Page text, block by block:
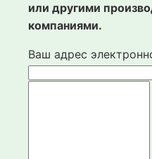
или другими
компаниями.
Ваш адрес